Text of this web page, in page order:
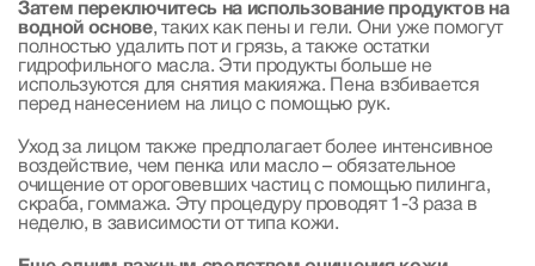
Затем переключитесь на использование продуктов на
водной основе, таких как пены и гели. Они уже помогут
полностью удалить пот и грязь, а также остатки
гидрофильного масла. Эти продукты больше не
используются для снятия макияжа. Пена взбивается
перед нанесением на лицо с помощью рук.
Уход за лицом также предполагает более интенсивное
воздействие, чем пенка или масло – обязательное
очищение от ороговевших частиц с помощью пилинга,
скраба, гоммажа. Эту процедуру проводят 1-3 раза в
неделю, в зависимости от типа кожи.